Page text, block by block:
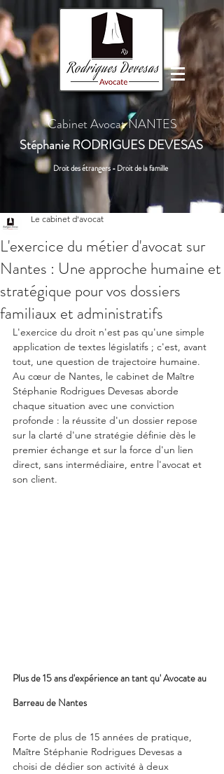
Cabinet Avocat NANTES
StéphanieRODRIGUES DEVESAS
Droit des étrangers - Droit de la famille
L'exercice du métier d'avocat sur
Nantes : Une approche humaine et
stratégique pour vos dossiers
familiaux et administratifs
Le cabinet d'avocat
L'exercice du droit n'est pas qu'une simple
application de textes législatifs ; c'est, avant
tout, une question de trajectoire humaine.
Au cœur de Nantes, le cabinet de Maître
Stéphanie Rodrigues Devesas aborde
chaque situation avec une conviction
profonde : la réussite d'un dossier repose
sur la clarté d'une stratégie définie dès le
premier échange et sur la force d'un lien
direct, sans intermédiaire, entre l'avocat et
son client.
Plus de 15 ans d'expérience an tant qu' Avocate au
Barreau de Nantes
Forte de plus de 15 années de pratique,
Maître Stéphanie Rodrigues Devesas a
choisi de dédier son activité à deux